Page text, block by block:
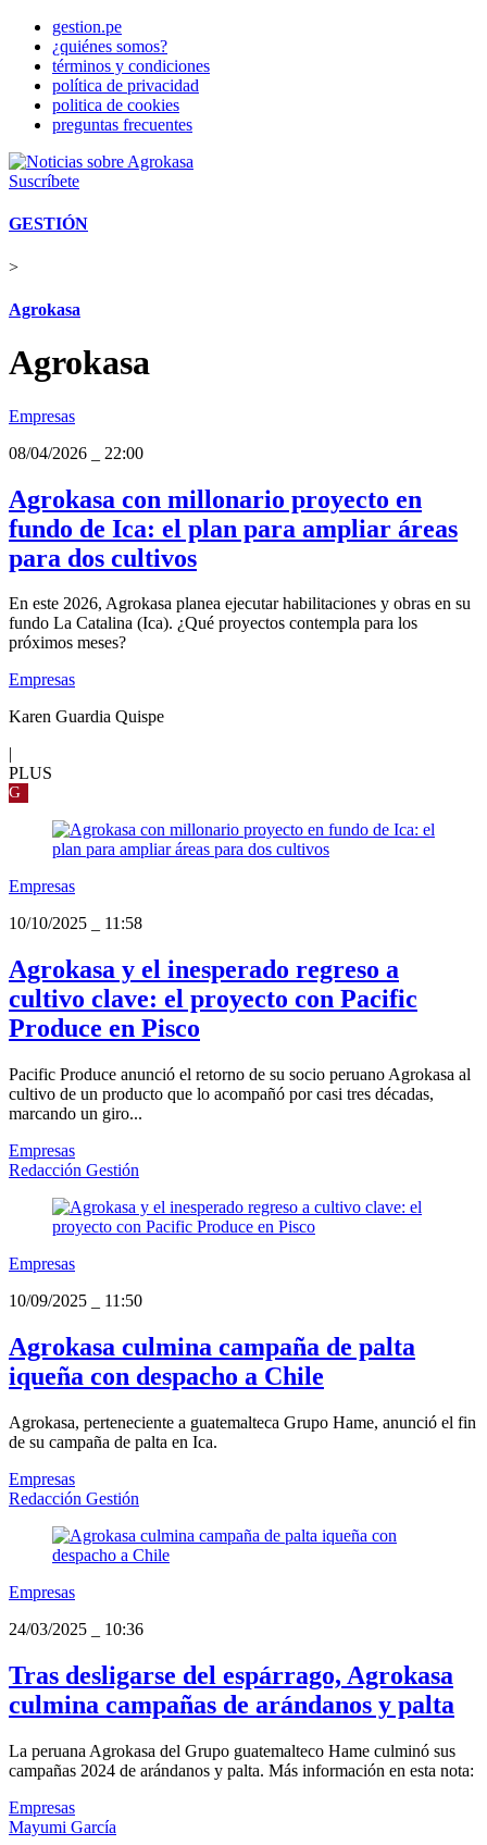
gestion.pe
¿quiénes somos?
términos y condiciones
política de privacidad
politica de cookies
preguntas frecuentes
Suscríbete
GESTIÓN
>
Agrokasa
Agrokasa
Empresas
08/04/2026
22:00
Agrokasa con millonario proyecto en
fundo de Ica: el plan para ampliar áreas
para dos cultivos
En este 2026, Agrokasa planea ejecutar habilitaciones y obras en su
fundo La Catalina (Ica). ¿Qué proyectos contempla para los
próximos meses?
Empresas
Karen Guardia Quispe
PLUS
G
Empresas
10/10/2025
11:58
Agrokasa y el inesperado regreso a
cultivo clave: el proyecto con Pacific
Produce en Pisco
Pacific Produce anunció el retorno de su socio peruano Agrokasa al
cultivo de un producto que lo acompañó por casi tres décadas,
marcando un giro...
Empresas
Redacción Gestión
Empresas
10/09/2025
11:50
Agrokasa culmina campaña de palta
iqueña con despacho a Chile
Agrokasa, perteneciente a guatemalteca Grupo Hame, anunció el fin
de su campaña de palta en Ica.
Empresas
Redacción Gestión
Empresas
24/03/2025
10:36
Tras desligarse del espárrago, Agrokasa
culmina campañas de arándanos y palta
La peruana Agrokasa del Grupo guatemalteco Hame culminó sus
campañas 2024 de arándanos y palta. Más información en esta nota:
Empresas
Mayumi García